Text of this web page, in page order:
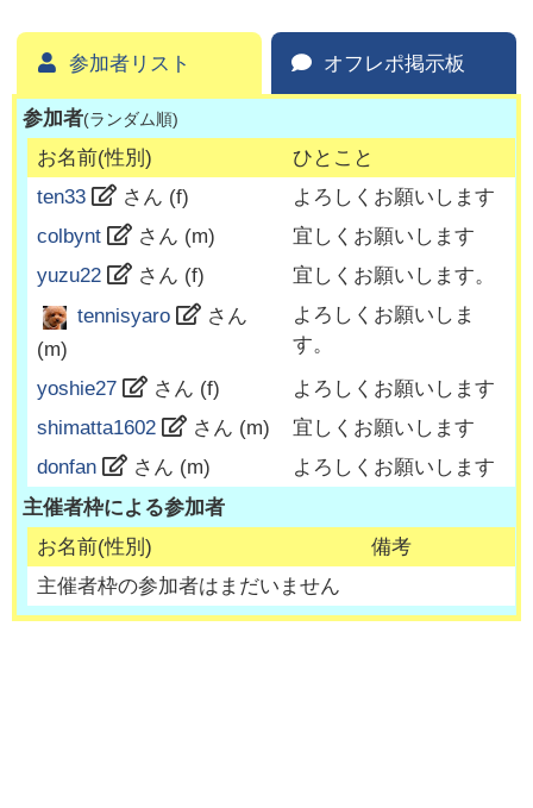
参加者リスト オフレポ掲示板
参加者(ランダム順)
お名前(性別)
ひとこと
ten33
さん (f)
よろしくお願いします
colbynt
さん (m)
宜しくお願いします
yuzu22
さん (f)
宜しくお願いします。
tennisyaro
さん
(m)
よろしくお願いしま
す。
yoshie27
さん (f)
よろしくお願いします
shimatta1602
さん (m)
宜しくお願いします
donfan
さん (m)
よろしくお願いします
主催者枠による参加者
お名前(性別)
備考
主催者枠の参加者はまだいません